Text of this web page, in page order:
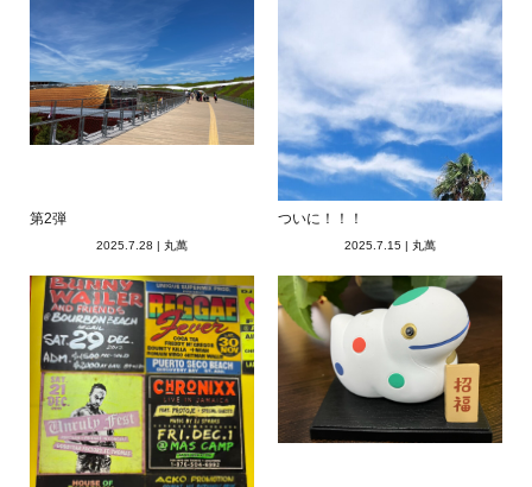
第2弾
2025.7.28 | 丸萬
ついに！！！
2025.7.15 | 丸萬